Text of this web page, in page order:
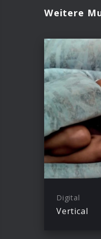
Weitere
Digital
Vertical